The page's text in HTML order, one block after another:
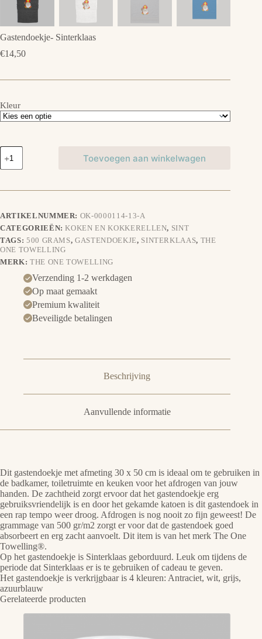
Gastendoekje- Sinterklaas
€14,50
Kleur
Gastendoekje-
Sinterklaas
aantal
Toevoegen aan winkelwagen
ARTIKELNUMMER: OK-0000114-13-A
CATEGORIEËN:KOKEN EN KOKKERELLEN, SINT
TAGS: 500 GRAMS,GASTENDOEKJE, SINTERKLAAS, THE
ONE TOWELLING
MERK: THE ONE TOWELLING
Verzending 1-2 werkdagen
Op maat gemaakt
Premium kwaliteit
Beveiligde betalingen
Beschrijving
Aanvullende informatie
Dit gastendoekje met afmeting 30 x 50 cm is ideaal om te gebruiken in
de badkamer, toiletruimte en keuken voor het afdrogen van jouw
handen. De zachtheid zorgt ervoor dat het gastendoekje erg
gebruiksvriendelijk is en door het gekamde katoen is dit gastendoek in
een rap tempo weer droog. Afdrogen is nog nooit zo fijn geweest! De
grammage van 500 gr/m2 zorgt er voor dat de gastendoek goed
absorbeert en erg zacht aanvoelt. Dit item is van het merk The One
Towelling®.
Op het gastendoekje is Sinterklaas geborduurd. Leuk om tijdens de
periode dat Sinterklaas er is te gebruiken of cadeau te geven.
Het gastendoekje is verkrijgbaar is 4 kleuren: Antraciet, wit, grijs,
azuurblauw
Gerelateerde producten